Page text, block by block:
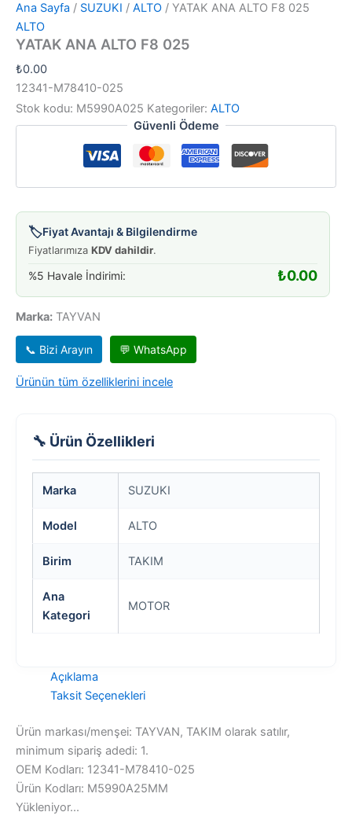
Ana Sayfa / SUZUKI / ALTO / YATAK ANA ALTO F8 025
ALTO
YATAK ANA ALTO F8 025
₺0.00
12341-M78410-025
Stok kodu: M5990A025 Kategoriler: ALTO
Güvenli Ödeme
🏷️Fiyat Avantajı & Bilgilendirme
Fiyatlarımıza KDV dahildir.
%5 Havale İndirimi: ₺0.00
Marka: TAYVAN
📞 Bizi Arayın 💬 WhatsApp
Ürünün tüm özelliklerini incele
🔧 Ürün Özellikleri
Marka SUZUKI
Model ALTO
Birim TAKIM
Ana
Kategori
MOTOR
Açıklama
Taksit Seçenekleri
Ürün markası/menşei: TAYVAN, TAKIM olarak satılır,
minimum sipariş adedi: 1.
OEM Kodları: 12341-M78410-025
Ürün Kodları: M5990A25MM
Yükleniyor...